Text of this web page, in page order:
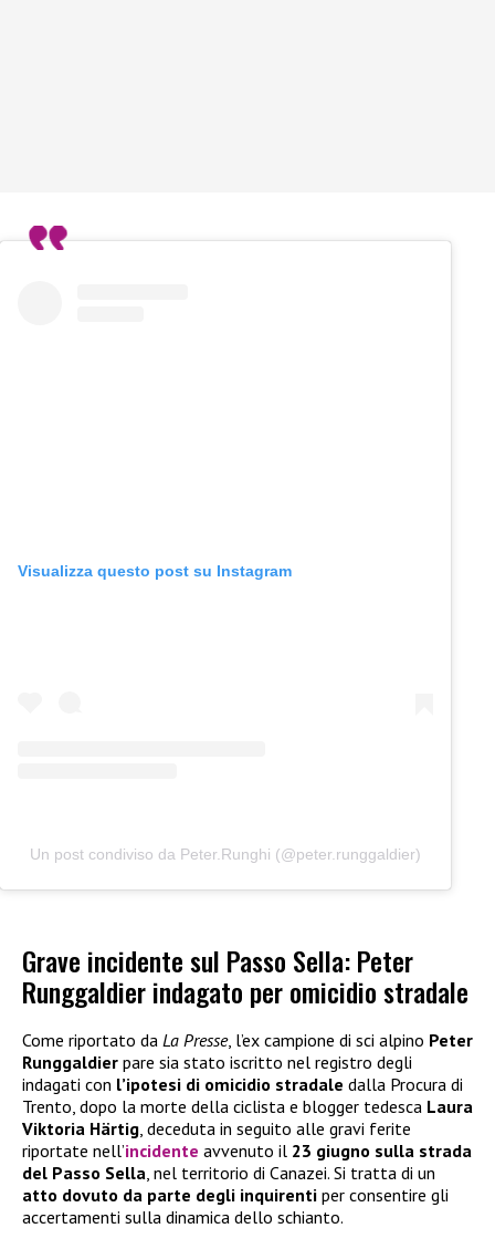
Visualizza questo post su Instagram
Un post condiviso da Peter.Runghi (@peter.runggaldier)
Grave incidente sul Passo Sella: Peter
Runggaldier indagato per omicidio stradale
Come riportato da La Presse, l’ex campione di sci alpino Peter
Runggaldier pare sia stato iscritto nel registro degli
indagati con l’ipotesi di omicidio stradale dalla Procura di
Trento, dopo la morte della ciclista e blogger tedesca Laura
Viktoria Härtig, deceduta in seguito alle gravi ferite
riportate nell’incidente avvenuto il 23 giugno sulla strada
del Passo Sella, nel territorio di Canazei. Si tratta di un
atto dovuto da parte degli inquirenti per consentire gli
accertamenti sulla dinamica dello schianto.